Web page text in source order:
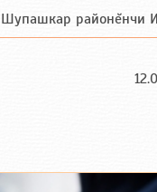
районĕнчи